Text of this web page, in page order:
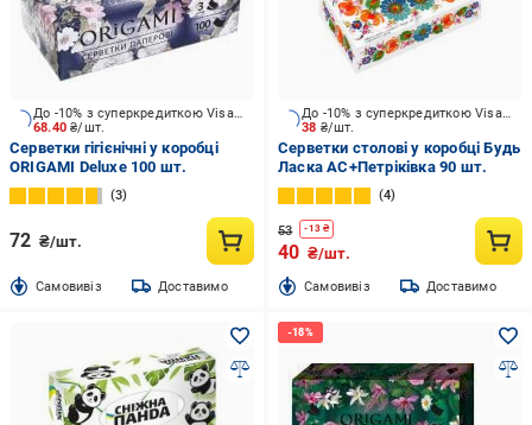
68.40₴/шт.
До -10% з суперкредиткою Visa Вигода
Серветки гігієнічні у коробці
ORIGAMI Deluxe 100 шт.
3
72 ₴/шт.
Cамовивіз Доставимо
38 ₴/шт.
До -10% з суперкредиткою Visa Вигода
Серветки столові у коробці Будь
Ласка АС+Петріківка 90 шт.
4
53 -13₴
40 ₴/шт.
Cамовивіз Доставимо